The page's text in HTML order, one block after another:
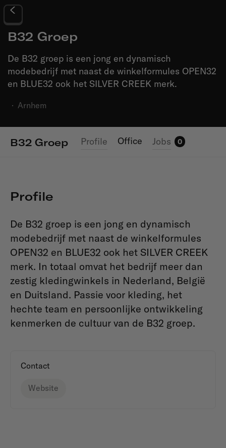
B32 Groep
De B32 groep is een jong en dynamisch
modebedrijf met naast de winkelformules OPEN32
en BLUE32 ook het SILVER CREEK merk.
· Arnhem
B32 Groep Profile Office Jobs 0
Profile
De B32 groep is een jong en dynamisch
modebedrijf met naast de winkelformules
OPEN32 en BLUE32 ook het SILVER CREEK
merk. In totaal omvat het bedrijf meer dan
zestig kledingwinkels in Nederland, België
en Duitsland. Passie voor kleding, het
hechte team en persoonlijke ontwikkeling
kenmerken de cultuur van de B32 groep.
Contact
Website